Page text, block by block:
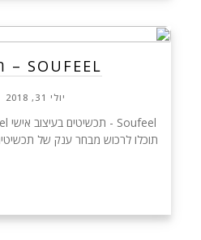
SOUFEEL – תכשיטים בעיצוב…
יולי 31, 2018
תוכלו לרכוש מבחר ענק של